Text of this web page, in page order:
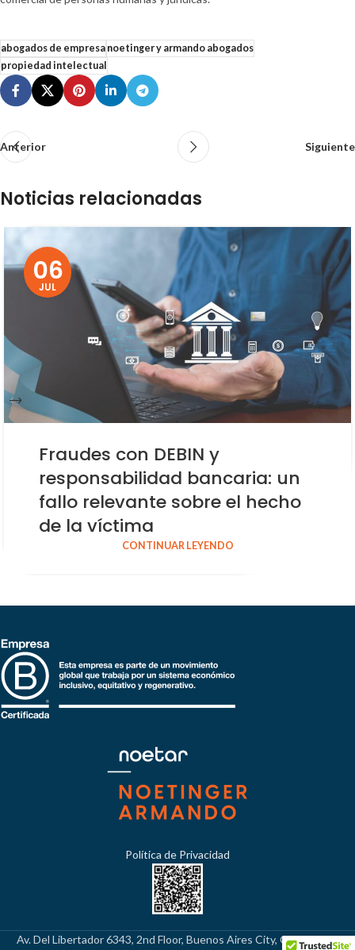
abogados de empresanoetinger y armando abogados
propiedad intelectual
Anterior Siguiente
Noticias relacionadas
06
JUL
Fraudes con DEBIN y
responsabilidad bancaria: un
fallo relevante sobre el hecho
de la víctima
CONTINUAR LEYENDO
Política de Privacidad
Av. Del Libertador 6343, 2nd Floor, Buenos Aires City, C1428ARG,